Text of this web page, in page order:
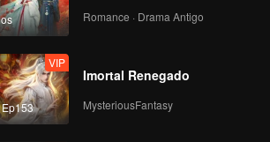
Romance · Drama Antigo
VIP
Imortal Renegado
MysteriousFantasy